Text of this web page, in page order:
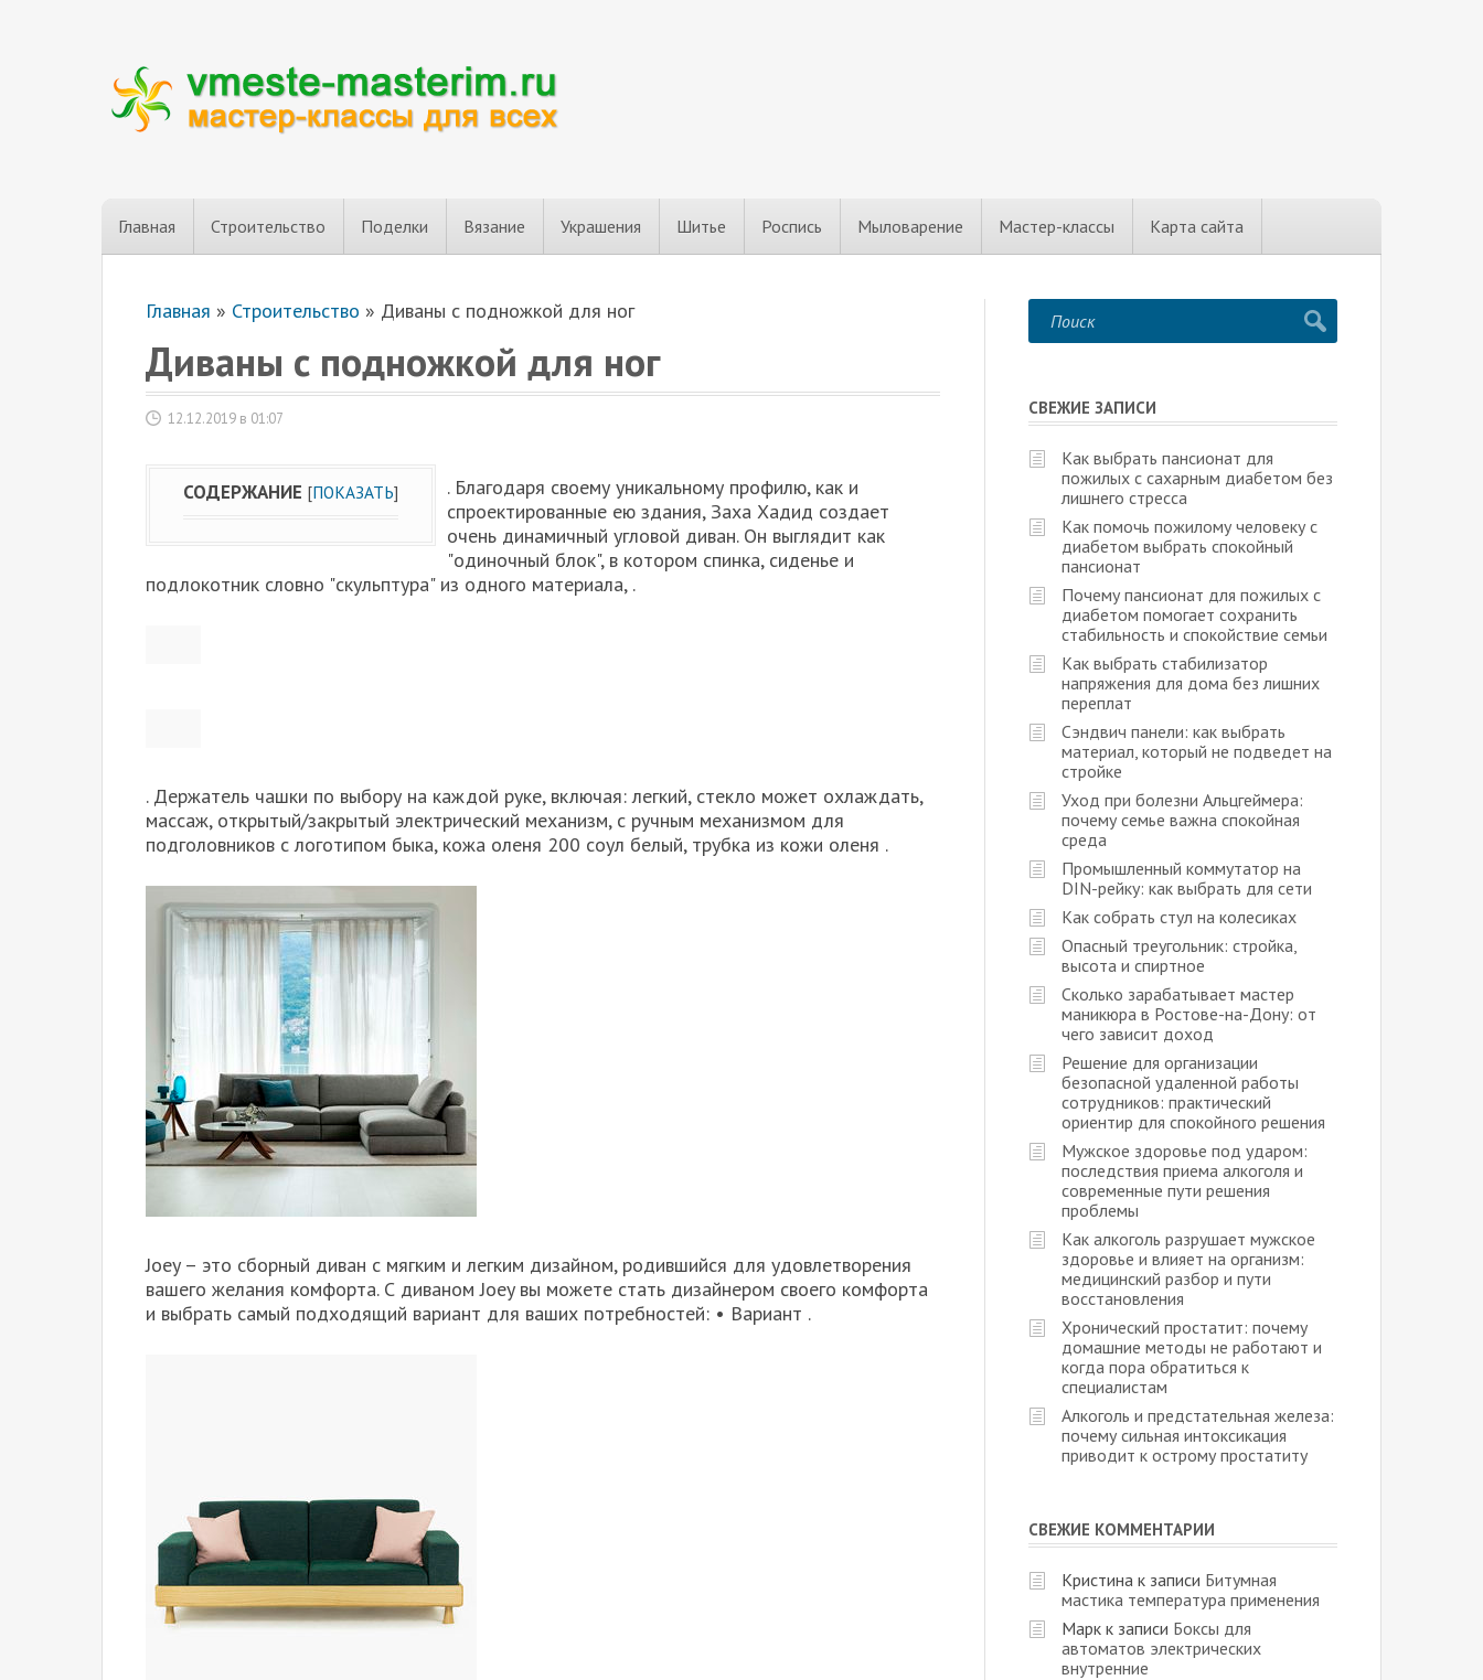
Главная Строительство Поделки Вязание Украшения Шитье Роспись Мыловарение Мастер-классы Карта сайта
Главная » Строительство » Диваны с подножкой для ног
Диваны с подножкой для ног
12.12.2019 в 01:07
СОДЕРЖАНИЕ [ПОКАЗАТЬ]
. Благодаря своему уникальному профилю, как и
спроектированные ею здания, Заха Хадид создает
очень динамичный угловой диван. Он выглядит как
"одиночный блок", в котором спинка, сиденье и
подлокотник словно "скульптура" из одного материала, .
. Держатель чашки по выбору на каждой руке, включая: легкий, стекло может охлаждать,
массаж, открытый/закрытый электрический механизм, с ручным механизмом для
подголовников с логотипом быка, кожа оленя 200 соул белый, трубка из кожи оленя .
Joey – это сборный диван с мягким и легким дизайном, родившийся для удовлетворения
вашего желания комфорта. С диваном Joey вы можете стать дизайнером своего комфорта
и выбрать самый подходящий вариант для ваших потребностей: • Вариант .
СВЕЖИЕ ЗАПИСИ
Как выбрать пансионат для
пожилых с сахарным диабетом без
лишнего стресса
Как помочь пожилому человеку с
диабетом выбрать спокойный
пансионат
Почему пансионат для пожилых с
диабетом помогает сохранить
стабильность и спокойствие семьи
Как выбрать стабилизатор
напряжения для дома без лишних
переплат
Сэндвич панели: как выбрать
материал, который не подведет на
стройке
Уход при болезни Альцгеймера:
почему семье важна спокойная
среда
Промышленный коммутатор на
DIN-рейку: как выбрать для сети
Как собрать стул на колесиках
Опасный треугольник: стройка,
высота и спиртное
Сколько зарабатывает мастер
маникюра в Ростове-на-Дону: от
чего зависит доход
Решение для организации
безопасной удаленной работы
сотрудников: практический
ориентир для спокойного решения
Мужское здоровье под ударом:
последствия приема алкоголя и
современные пути решения
проблемы
Как алкоголь разрушает мужское
здоровье и влияет на организм:
медицинский разбор и пути
восстановления
Хронический простатит: почему
домашние методы не работают и
когда пора обратиться к
специалистам
Алкоголь и предстательная железа:
почему сильная интоксикация
приводит к острому простатиту
СВЕЖИЕ КОММЕНТАРИИ
Кристина к записи Битумная
мастика температура применения
Марк к записи Боксы для
автоматов электрических
внутренние